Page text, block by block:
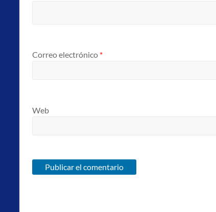
Correo electrónico *
Web